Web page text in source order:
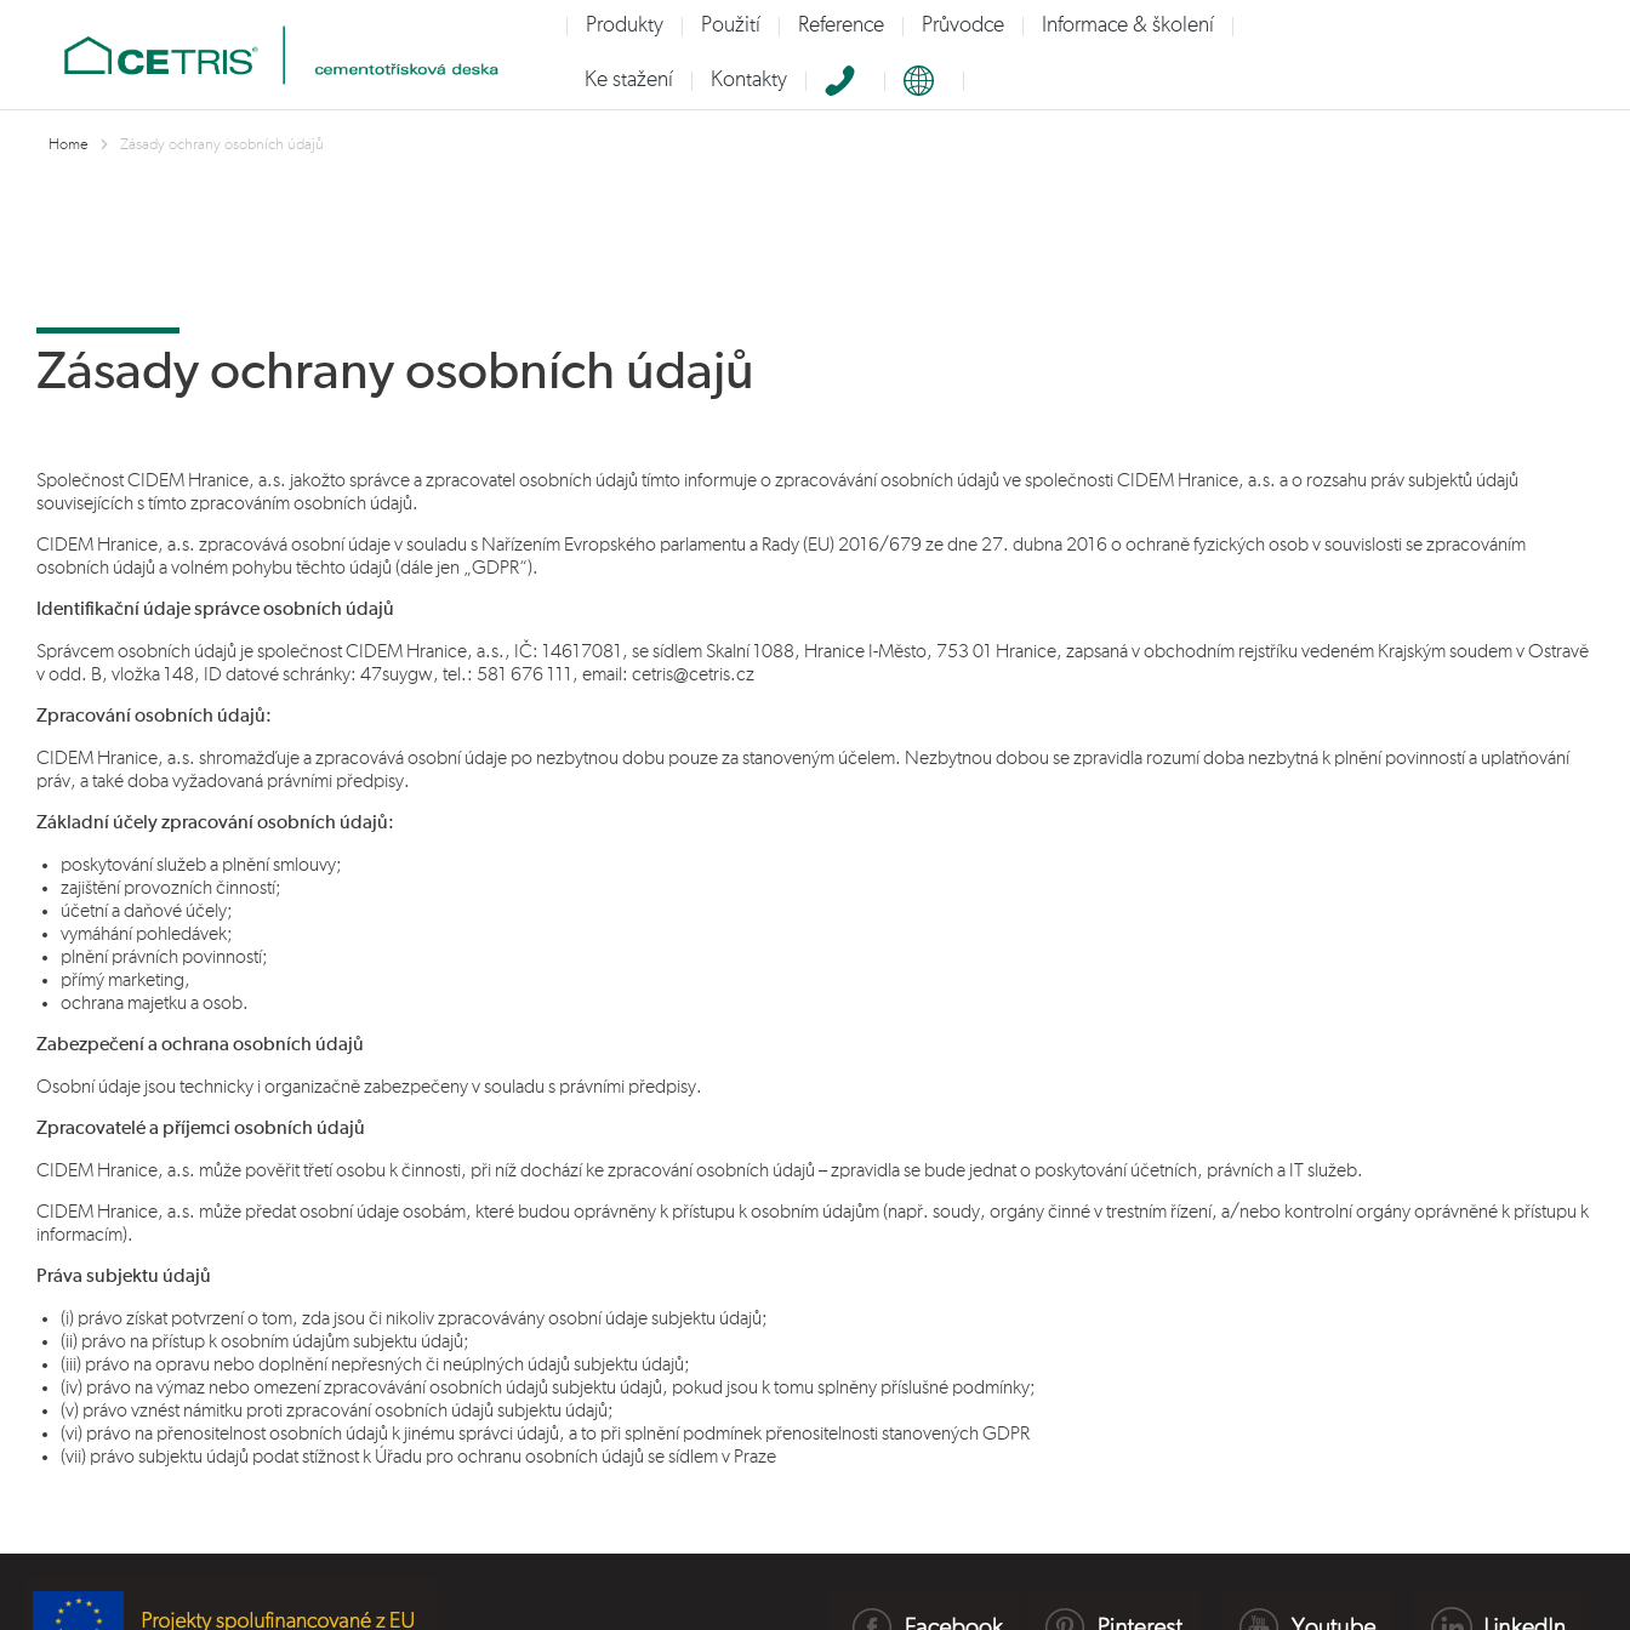
Produkty Použití Reference Průvodce Informace & školení
Ke stažení Kontakty
Nacházíte se zde: Masarykova univerzita Lidé se mohou těšit na další informace:
Home Zásady ochrany osobních údajů
Zásady ochrany osobních údajů
Společnost CIDEM Hranice, a.s. jakožto správce a zpracovatel osobních údajů tímto informuje o zpracovávání osobních údajů ve společnosti CIDEM Hranice, a.s. a o rozsahu práv subjektů údajů
souvisejících s tímto zpracováním osobních údajů.
CIDEM Hranice, a.s. zpracovává osobní údaje v souladu s Nařízením Evropského parlamentu a Rady (EU) 2016/679 ze dne 27. dubna 2016 o ochraně fyzických osob v souvislosti se zpracováním
osobních údajů a volném pohybu těchto údajů (dále jen „GDPR“).
Identifikační údaje správce osobních údajů
Správcem osobních údajů je společnost CIDEM Hranice, a.s., IČ: 14617081, se sídlem Skalní 1088, Hranice I-Město, 753 01 Hranice, zapsaná v obchodním rejstříku vedeném Krajským soudem v Ostravě
v odd. B, vložka 148, ID datové schránky: 47suygw, tel.: 581 676 111, email: cetris@cetris.cz
Zpracování osobních údajů:
CIDEM Hranice, a.s. shromažďuje a zpracovává osobní údaje po nezbytnou dobu pouze za stanoveným účelem. Nezbytnou dobou se zpravidla rozumí doba nezbytná k plnění povinností a uplatňování
práv, a také doba vyžadovaná právními předpisy.
Základní účely zpracování osobních údajů:
poskytování služeb a plnění smlouvy;
zajištění provozních činností;
účetní a daňové účely;
vymáhání pohledávek;
plnění právních povinností;
přímý marketing,
ochrana majetku a osob.
Zabezpečení a ochrana osobních údajů
Osobní údaje jsou technicky i organizačně zabezpečeny v souladu s právními předpisy.
Zpracovatelé a příjemci osobních údajů
CIDEM Hranice, a.s. může pověřit třetí osobu k činnosti, při níž dochází ke zpracování osobních údajů – zpravidla se bude jednat o poskytování účetních, právních a IT služeb.
CIDEM Hranice, a.s. může předat osobní údaje osobám, které budou oprávněny k přístupu k osobním údajům (např. soudy, orgány činné v trestním řízení, a/nebo kontrolní orgány oprávněné k přístupu k
informacím).
Práva subjektu údajů
(i) právo získat potvrzení o tom, zda jsou či nikoliv zpracovávány osobní údaje subjektu údajů;
(ii) právo na přístup k osobním údajům subjektu údajů;
(iii) právo na opravu nebo doplnění nepřesných či neúplných údajů subjektu údajů;
(iv) právo na výmaz nebo omezení zpracovávání osobních údajů subjektu údajů, pokud jsou k tomu splněny příslušné podmínky;
(v) právo vznést námitku proti zpracování osobních údajů subjektu údajů;
(vi) právo na přenositelnost osobních údajů k jinému správci údajů, a to při splnění podmínek přenositelnosti stanovených GDPR
(vii) právo subjektu údajů podat stížnost k Úřadu pro ochranu osobních údajů se sídlem v Praze